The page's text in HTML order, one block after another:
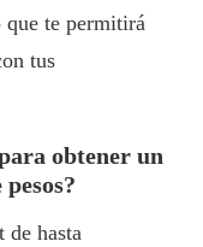
que te permitirá
tus
obtener un
de hasta